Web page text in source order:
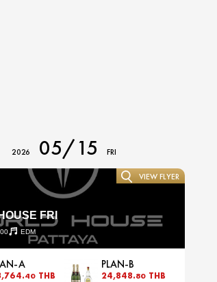
2026 05/15 FRI
FRI
EDM
VIEW FLYER
A
40 THB
PLAN-B
24,848.80THB